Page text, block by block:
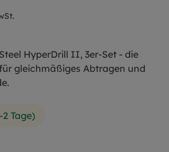
HyperDrill II, 3er-Set - die
gleichmäßiges Abtragen und
Tage)